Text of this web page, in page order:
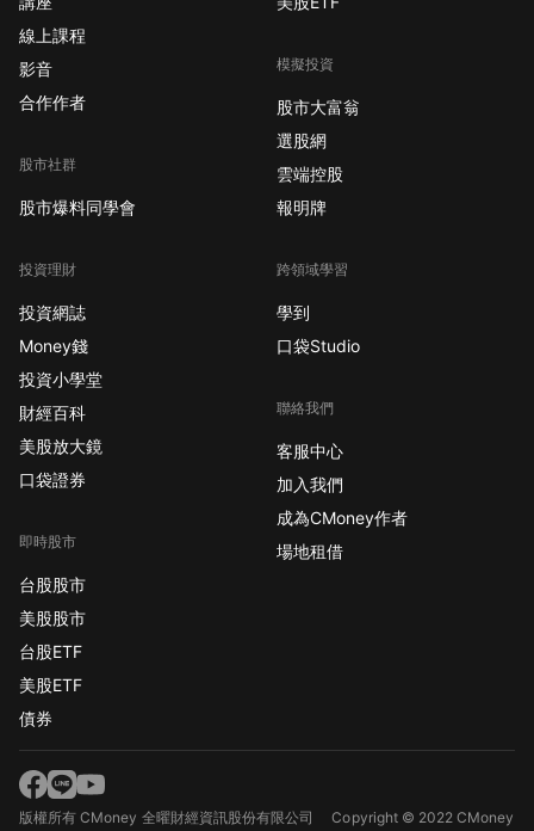
線上課程
影音
合作作者
股市社群
股市爆料同學會
投資理財
投資網誌
Money錢
投資小學堂
財經百科
美股放大鏡
口袋證券
即時股市
台股股市
美股股市
台股ETF
美股ETF
債券
模擬投資
股市大富翁
選股網
雲端控股
報明牌
跨領域學習
學到
口袋Studio
聯絡我們
客服中心
加入我們
成為CMoney作者
場地租借
版權所有 CMoney 全曜財經資訊股份有限公司Copyright © 2022 CMoney